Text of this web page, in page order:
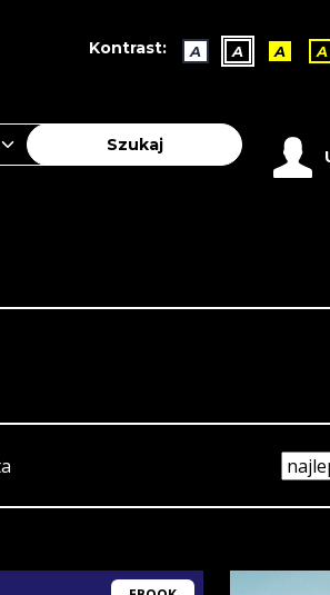
Kontrast: A A A A
Szukaj